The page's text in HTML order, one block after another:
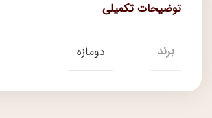
توضیحات تکمیلی
برند دومازه